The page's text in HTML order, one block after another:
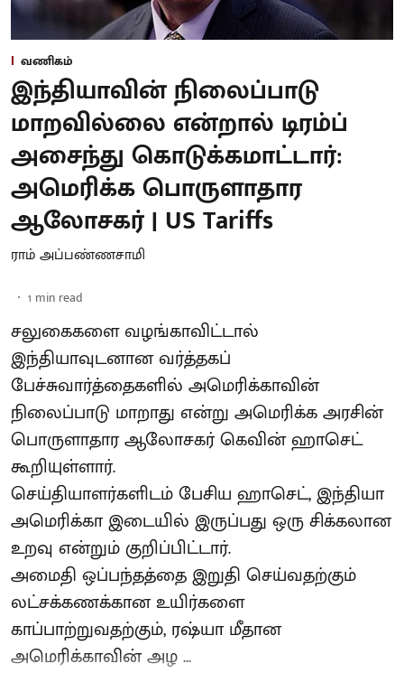
வணிகம்
இந்தியாவின் நிலைப்பாடு
மாறவில்லை என்றால் டிரம்ப்
அசைந்து கொடுக்கமாட்டார்:
அமெரிக்க பொருளாதார
ஆலோசகர் | US Tariffs
ராம் அப்பண்ணசாமி
1 min read
சலுகைகளை வழங்காவிட்டால்
இந்தியாவுடனான வர்த்தகப்
பேச்சுவார்த்தைகளில் அமெரிக்காவின்
நிலைப்பாடு மாறாது என்று அமெரிக்க அரசின்
பொருளாதார ஆலோசகர் கெவின் ஹாசெட்
கூறியுள்ளார்.
செய்தியாளர்களிடம் பேசிய ஹாசெட், இந்தியா
அமெரிக்கா இடையில் இருப்பது ஒரு சிக்கலான
உறவு என்றும் குறிப்பிட்டார்.
அமைதி ஒப்பந்தத்தை இறுதி செய்வதற்கும்
லட்சக்கணக்கான உயிர்களை
காப்பாற்றுவதற்கும், ரஷ்யா மீதான
அமெரிக்காவின் அழ ...